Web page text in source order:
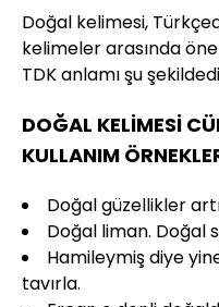
Doğal kelimesi,
kelimeler arasında
TDK anlamı şu
DOĞAL KELİMESİ
KULLANIM
Doğal güzellikler
Doğal liman. Doğal
Hamileymiş diye
tavırla.